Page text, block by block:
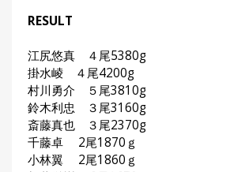
RESULT
江尻悠真 ４尾5380g
掛水崚 ４尾4200g
村川勇介 ５尾3810g
鈴木利忠 ３尾3160g
斎藤真也 ３尾2370g
千藤卓 2尾1870ｇ
小林翼 2尾1860ｇ
🐟 Basser
（バ
ス釣り）
Northanglers （北
海道）